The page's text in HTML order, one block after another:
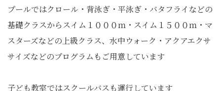
プールではクロール・背泳ぎ・平泳ぎ・バタフライなどの
基礎クラスからスイム１０００ｍ・スイム１５００ｍ・マ
スターズなどの上級クラス、水中ウォーク・アクアエクサ
サイズなどのプログラムもご用意しています
子ども教室ではスクールバスも運行しています